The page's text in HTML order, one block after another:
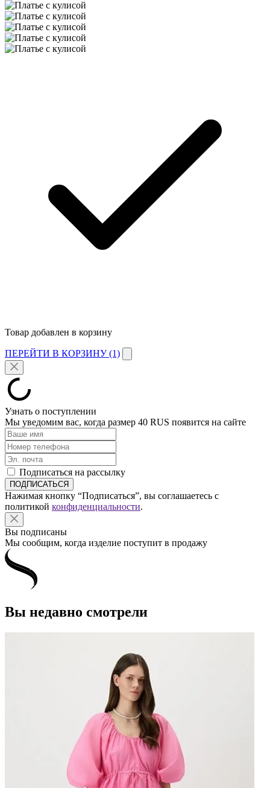
Товар добавлен в корзину
ПЕРЕЙТИ В КОРЗИНУ (1)
Узнать о поступлении
Мы уведомим вас, когда размер 40 RUS появится на сайте
Подписаться на рассылку
Нажимая кнопку “Подписаться”, вы соглашаетесь с
политикой конфиденциальности.
Вы подписаны
Мы сообщим, когда изделие поступит в продажу
Вы недавно смотрели